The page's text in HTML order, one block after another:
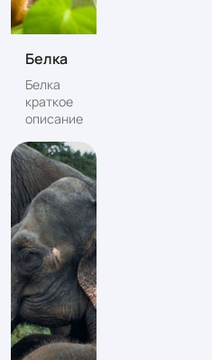
Белка
Белка
краткое
описание